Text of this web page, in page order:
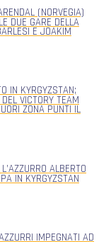
(NORVEGIA)
DUE GARE DELLA
E JOAKIM
IN KYRGYZSTAN;
VICTORY TEAM
ZONA PUNTI IL
ALBERTO
IN KYRGYZSTAN
IMPEGNATI AD